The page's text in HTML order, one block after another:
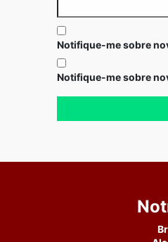
Notifique-me sobre
Notifique-me sobre